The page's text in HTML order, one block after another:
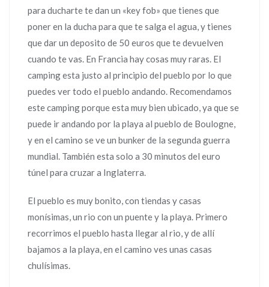
para ducharte te dan un «key fob» que tienes que
poner en la ducha para que te salga el agua, y tienes
que dar un deposito de 50 euros que te devuelven
cuando te vas. En Francia hay cosas muy raras. El
camping esta justo al principio del pueblo por lo que
puedes ver todo el pueblo andando. Recomendamos
este camping porque esta muy bien ubicado, ya que se
puede ir andando por la playa al pueblo de Boulogne,
y en el camino se ve un bunker de la segunda guerra
mundial. También esta solo a 30 minutos del euro
túnel para cruzar a Inglaterra.
El pueblo es muy bonito, con tiendas y casas
monísimas, un rio con un puente y la playa. Primero
recorrimos el pueblo hasta llegar al rio, y de allí
bajamos a la playa, en el camino ves unas casas
chulísimas.